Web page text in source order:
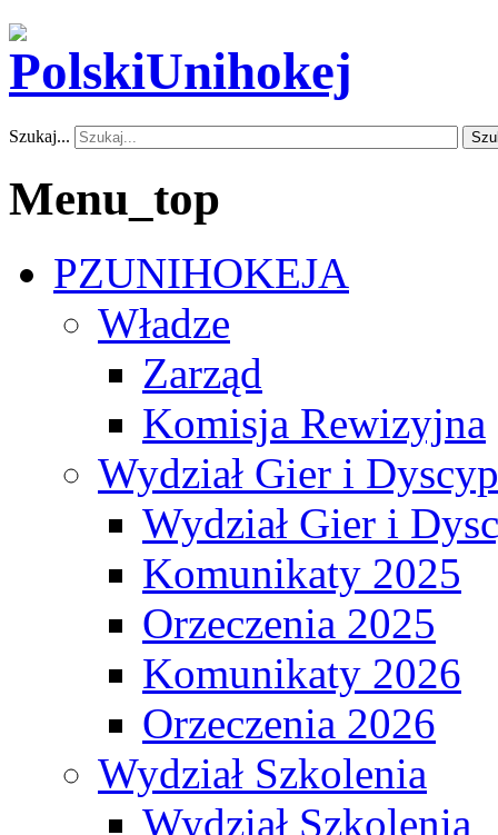
Szukaj...
Menu_top
PZUNIHOKEJA
Władze
Zarząd
Komisja Rewizyjna
Wydział Gier i
Wydział Gier i
Komunikaty 2025
Orzeczenia 2025
Komunikaty 2026
Orzeczenia 2026
Wydział Szkolenia
Wydział Szkolenia